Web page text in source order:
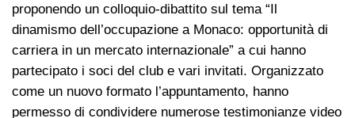
proponendo un colloquio-dibattito sul tema “Il
dinamismo dell’occupazione a Monaco: opportunità di
carriera in un mercato internazionale” a cui hanno
partecipato i soci del club e vari invitati. Organizzato
come un nuovo formato l’appuntamento, hanno
permesso di condividere numerose testimonianze video